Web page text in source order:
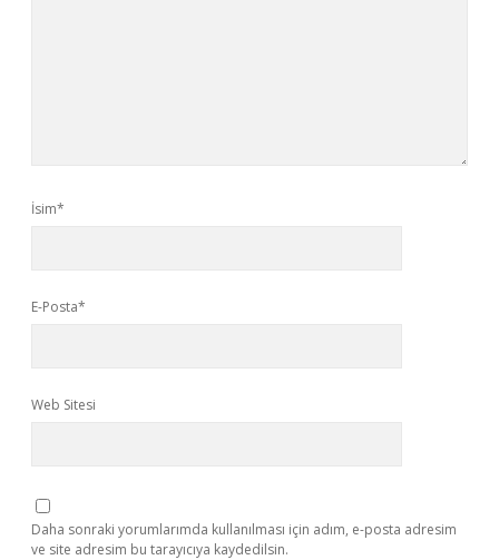
İsim*
E-Posta*
Web Sitesi
Daha sonraki yorumlarımda kullanılması için adım, e-posta adresim
ve site adresim bu tarayıcıya kaydedilsin.